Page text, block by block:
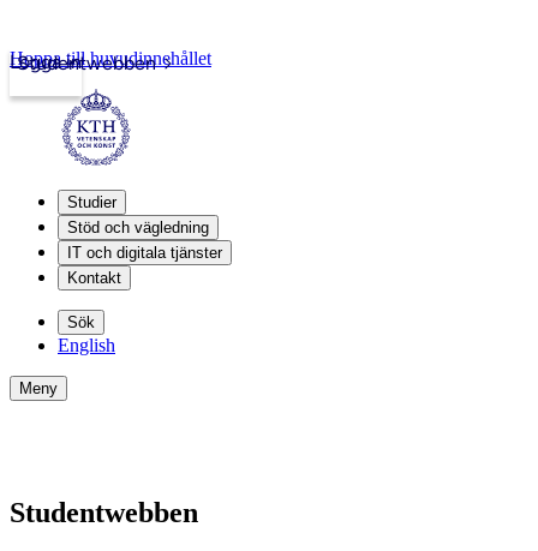
Studentwebben
Logga in
Hoppa till huvudinnehållet
Studier
Stöd och vägledning
IT och digitala tjänster
Kontakt
Sök
English
Meny
Studentwebben